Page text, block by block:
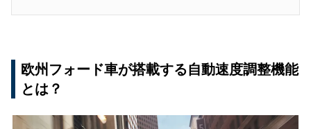
欧州フォード車が搭載する自動速度調整機能
とは？